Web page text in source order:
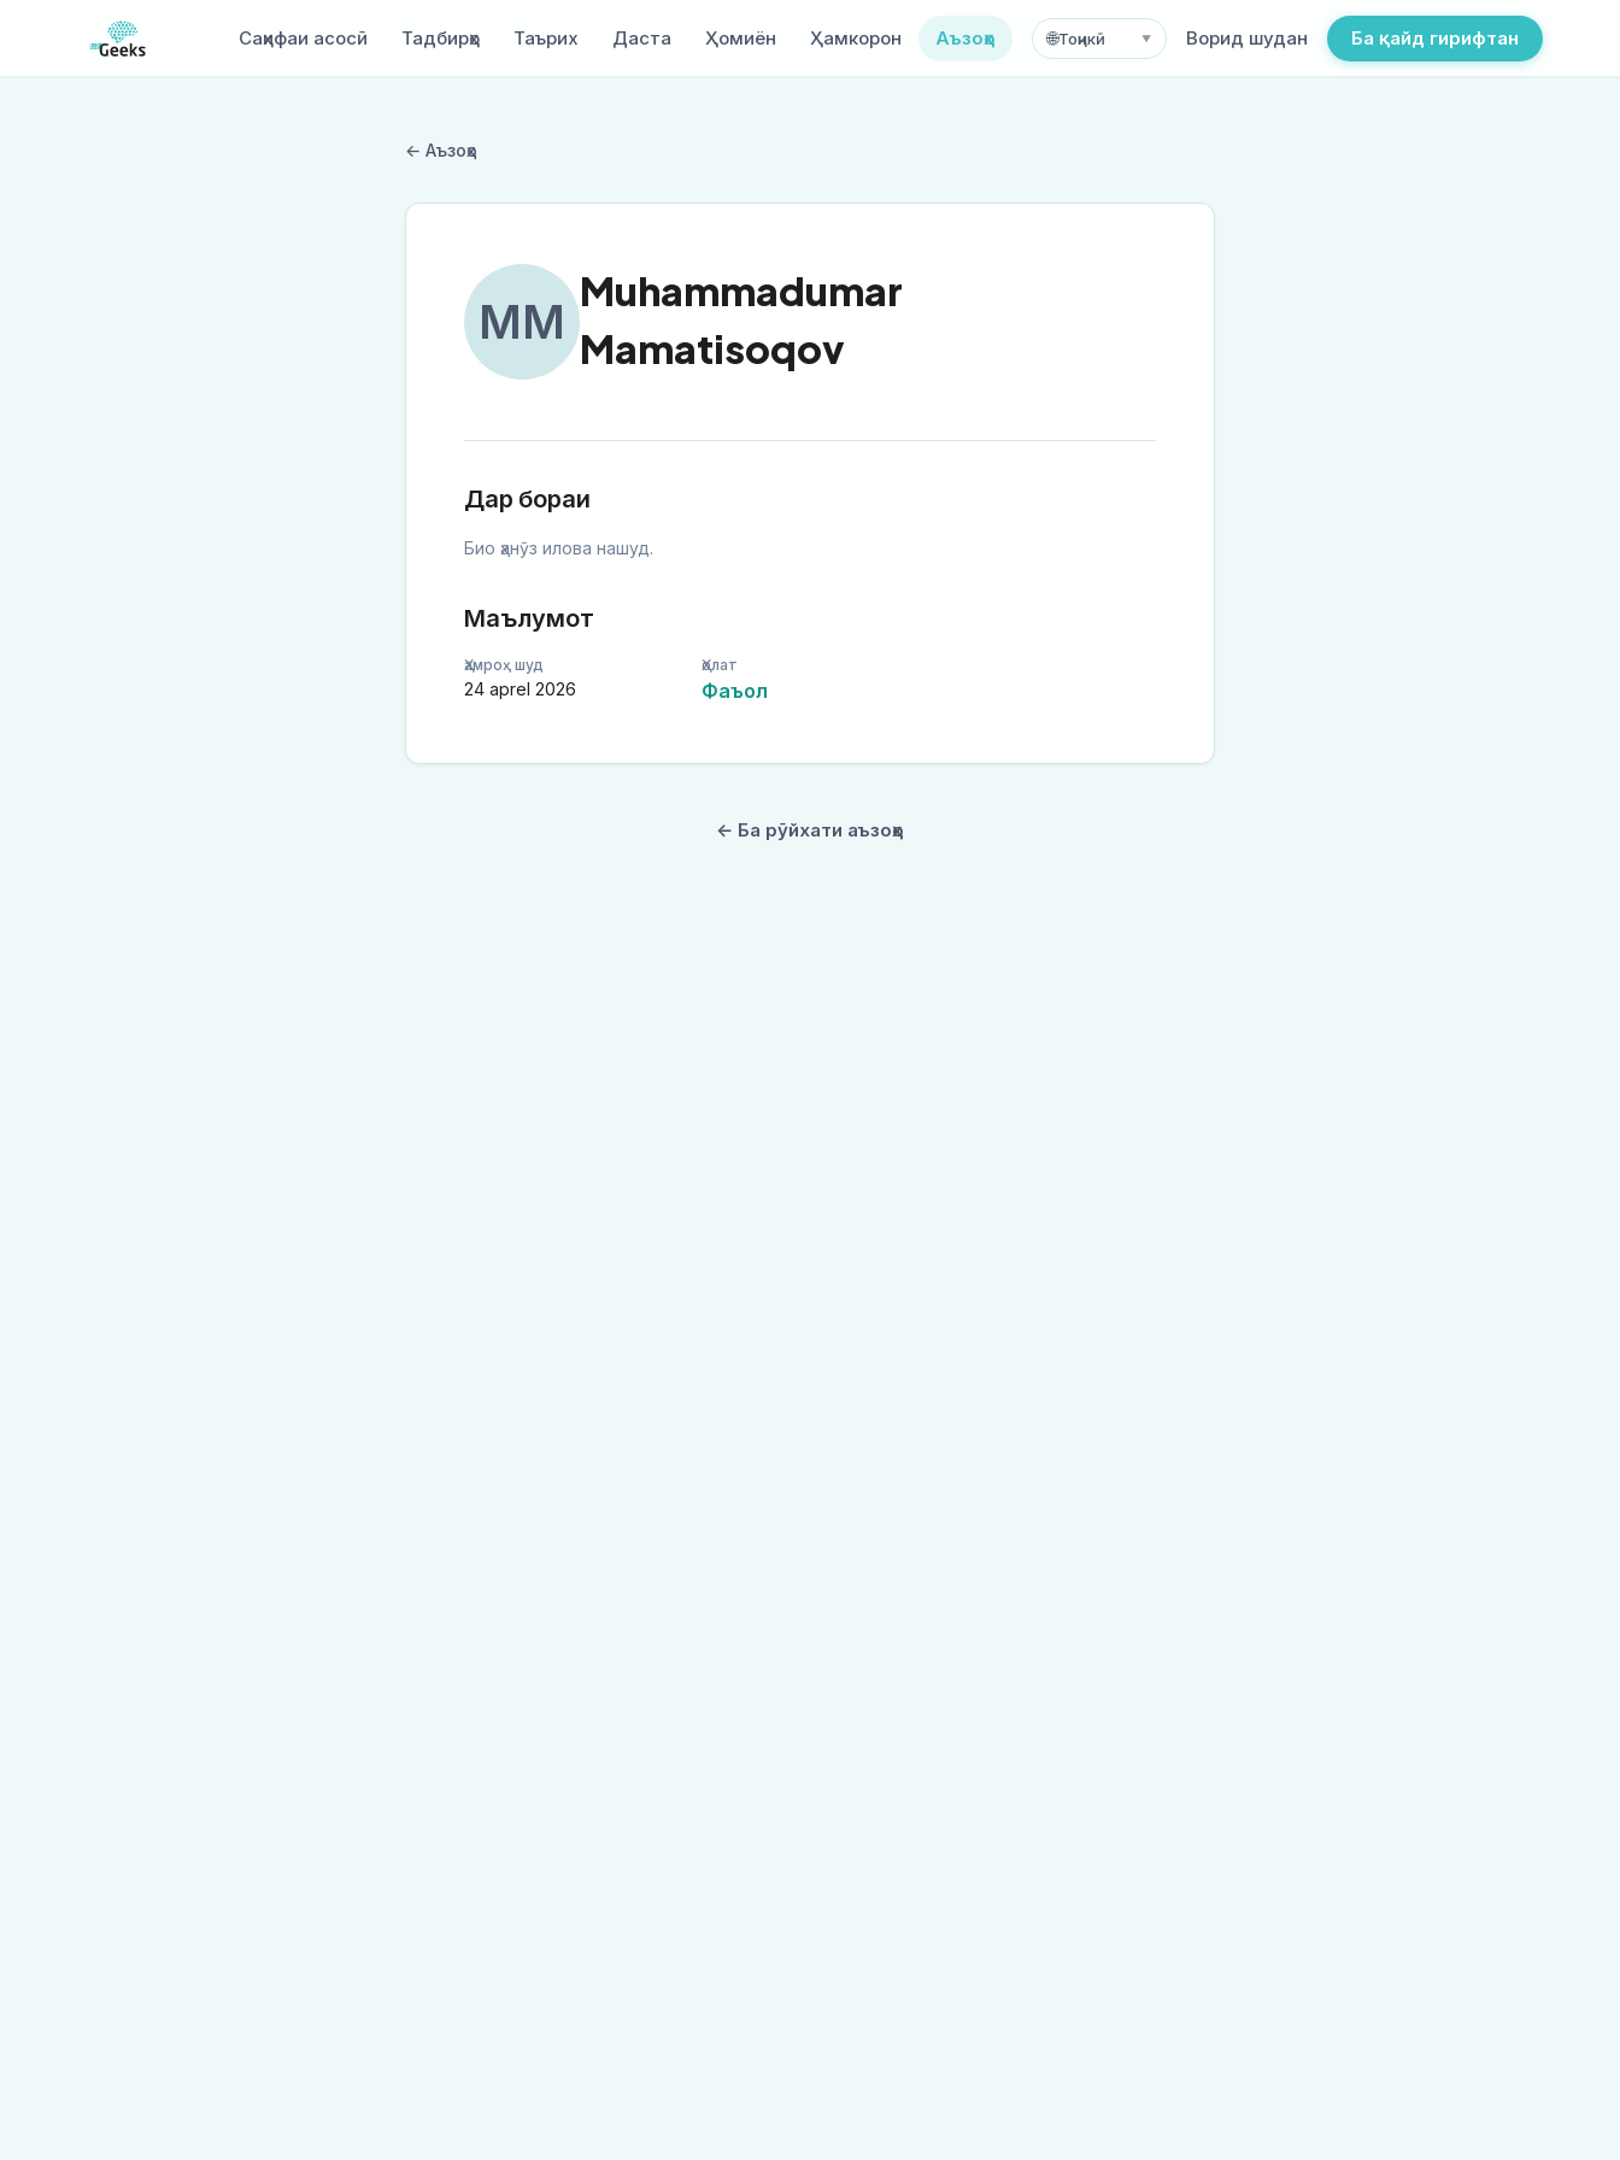
Саҳифаи асосӣ Тадбирҳо Таърих Даста Ҳомиён Ҳамкорон Аъзоҳо 🌐Тоҷикӣ ▼ Ворид шудан Ба қайд гирифтан
← Аъзоҳо
MM
Muhammadumar
Mamatisoqov
Дар бораи
Био ҳанӯз илова нашуд.
Маълумот
Ҳамроҳ шуд
24 aprel 2026
Ҳолат
Фаъол
← Ба рӯйхати аъзоҳо